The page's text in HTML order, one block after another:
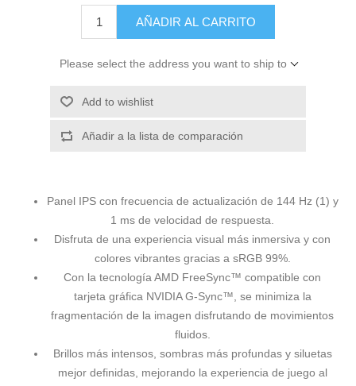
AÑADIR AL CARRITO
Please select the address you want to ship to
Add to wishlist
Añadir a la lista de comparación
Panel IPS con frecuencia de actualización de 144 Hz (1) y
1 ms de velocidad de respuesta.
Disfruta de una experiencia visual más inmersiva y con
colores vibrantes gracias a sRGB 99%.
Con la tecnología AMD FreeSync™ compatible con
tarjeta gráfica NVIDIA G-Sync™, se minimiza la
fragmentación de la imagen disfrutando de movimientos
fluidos.
Brillos más intensos, sombras más profundas y siluetas
mejor definidas, mejorando la experiencia de juego al